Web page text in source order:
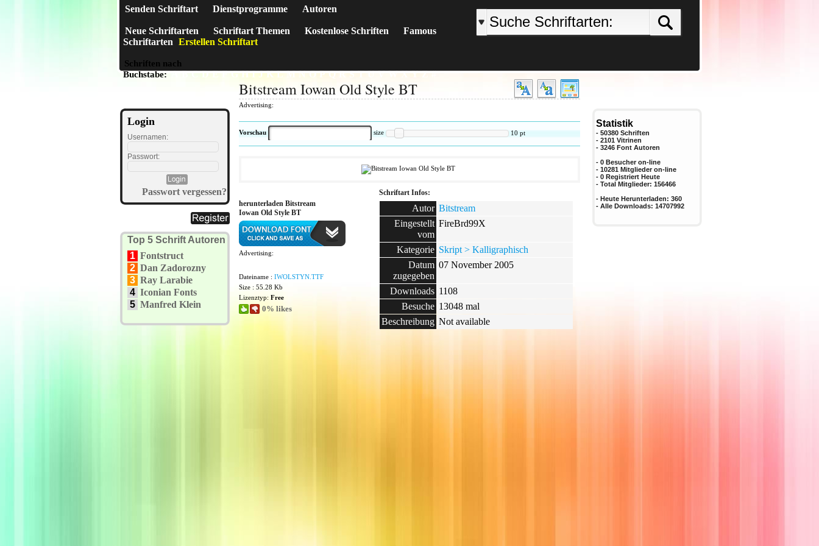
Senden Schriftart Dienstprogramme Autoren
Neue Schriftarten Schriftart Themen Kostenlose Schriften
Famous
Schriftarten Erstellen Schriftart
Schriften nach
Buchstabe: A B C D E F G H I J K L M N O P Q R S T U V W X Y Z #
Login
Usernamen:
Passwort:
Passwort vergessen?
Top 5 Schrift Autoren
1 Fontstruct
2 Dan Zadorozny
3 Ray Larabie
4 Iconian Fonts
5 Manfred Klein
Bitstream Iowan Old Style BT
Advertising:
Vorschau size 10 pt
herunterladen Bitstream
Iowan Old Style BT
Advertising:
Dateiname : IWOLSTYN.TTF
Size : 55.28 Kb
Lizenztyp: Free
0% likes
Schriftart Infos:
Autor Bitstream
Eingestellt
vom
FireBrd99X
Kategorie Skript > Kalligraphisch
Datum
zugegeben
07 November 2005
Downloads 1108
Besuche 13048 mal
Beschreibung Not available
Statistik
- 50380 Schriften
- 2101 Vitrinen
- 3246 Font Autoren
- 0 Besucher on-line
- 10281 Mitglieder on-line
- 0 Registriert Heute
- Total Mitglieder: 156466
- Heute Herunterladen: 360
- Alle Downloads: 14707992